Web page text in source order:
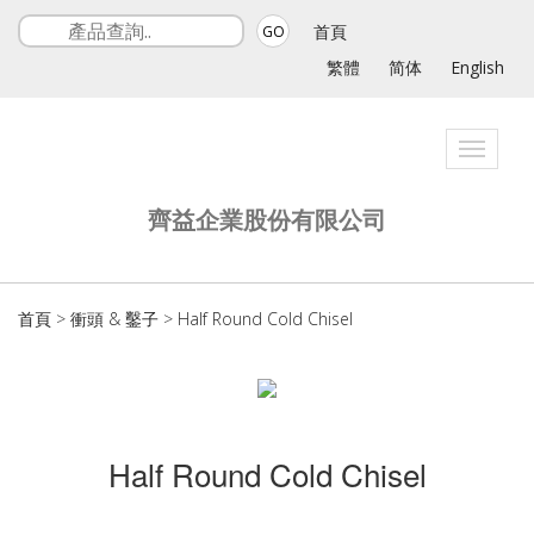
GO
首頁
繁體
简体 English
Toggle
齊益企業股份有限公司
首頁 > 衝頭 & 鑿子 > Half Round Cold Chisel
Half Round Cold Chisel